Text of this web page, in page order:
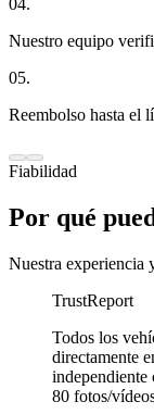
04.
Nuestro equipo
05.
Reembolso hasta el
Fiabilidad
Por qué
Nuestra experiencia
TrustReport
Todos los
directamente
independiente
80 fotos/